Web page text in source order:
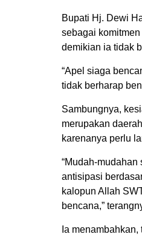
Bupati Hj. Dewi
sebagai
demikian ia tidak
“Apel siaga
tidak berharap
Sambungnya,
merupakan
karenanya perlu
“Mudah-
antisipasi
kalopun Allah
bencana,”
Ia